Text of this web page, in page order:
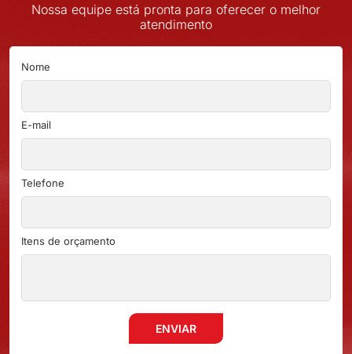
Nossa equipe está pronta para oferecer o melhor
atendimento
Nome
E-mail
Telefone
Itens de orçamento
ENVIAR